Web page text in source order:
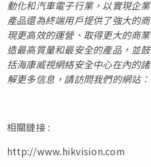
動化和汽車電子行業，以實現企
產品還為終端用戶提供了強大的
現更高效的運營、取得更大的商
造最高質量和最安全的產品，並
括海康威視網絡安全中心在內的
解更多信息，請訪問我們的網站：
相關鏈接 :
http://www.hikvision.com